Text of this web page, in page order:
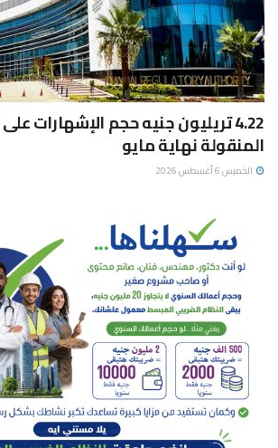
4.22 تريليون جنيه حجم الإشهارات
المنقولة نهاية مايو
الخميس 6 أغسطس 2026